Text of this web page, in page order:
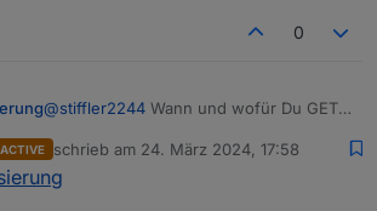
Baustein funktionierts zumindest mal-wenn
die Timeout Fehler manchmal kommen.
wer diese Probleme?
0
@stiffler2244 Wann und wofür Du GET
musst Du natürlich für die jeweilige
Aufgabe anschauen und was die andere
schrieb am 24. März 2024, 17:58
zuletzt editiert von